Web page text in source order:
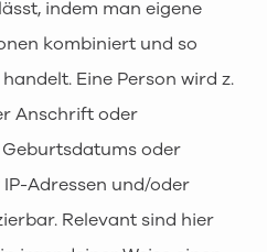
indem man eigene
kombiniert und so
Eine Person wird z.
Anschrift oder
oder
Adressen und/oder
Relevant sind hier